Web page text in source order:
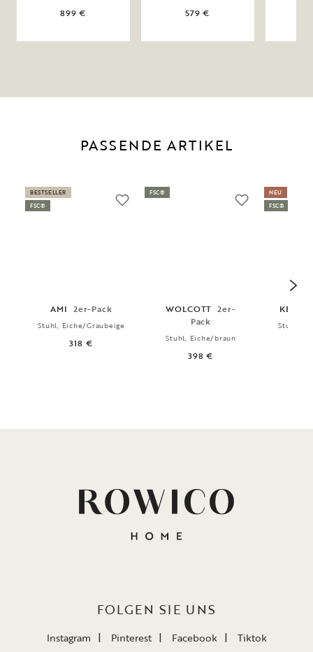
899 € 579 €
PASSENDE ARTIKEL
AMI 2er-Pack
Stuhl, Eiche/Graubeige
318 €
BESTSELLER
FSC®
WOLCOTT 2er-
Pack
Stuhl, Eiche/braun
398 €
FSC®
Stuhl,
NEU
FSC®
FOLGEN SIE UNS
Instagram Pinterest Facebook Tiktok